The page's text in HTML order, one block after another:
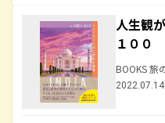
人生観
１００
BOOKS 旅